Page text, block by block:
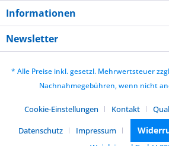
Informationen
Newsletter
* Alle Preise inkl. gesetzl. Mehrwertsteuer
Nachnahmegebühren, wenn nicht
Cookie-Einstellungen Kontakt
Datenschutz
Impressum